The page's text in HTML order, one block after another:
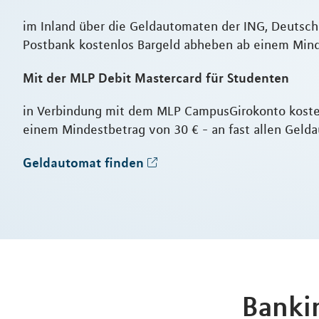
im Inland über die Geldautomaten der ING,
Postbank kostenlos Bargeld abheben ab einem
Mit der MLP Debit Mastercard für Studenten
in Verbindung mit dem MLP CampusGirokonto
einem Mindestbetrag von 30 € - an fast allen
Geldautomat finden